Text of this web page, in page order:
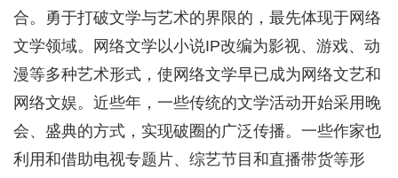
合。勇于打破文学与艺术的界限的，最先体现于网络
文学领域。网络文学以小说IP改编为影视、游戏、动
漫等多种艺术形式，使网络文学早已成为网络文艺和
网络文娱。近些年，一些传统的文学活动开始采用晚
会、盛典的方式，实现破圈的广泛传播。一些作家也
利用和借助电视专题片、综艺节目和直播带货等形